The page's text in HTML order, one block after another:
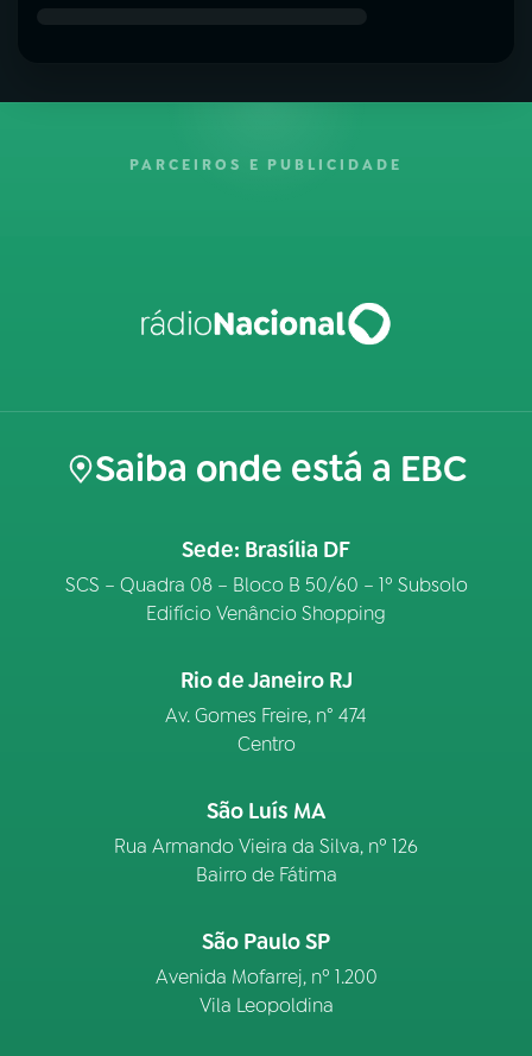
PARCEIROS E PUBLICIDADE
Saiba onde está a EBC
Sede: Brasília DF
SCS – Quadra 08 – Bloco B 50/60 – 1º Subsolo
Edifício Venâncio Shopping
Rio de Janeiro RJ
Av. Gomes Freire, n° 474
Centro
São Luís MA
Rua Armando Vieira da Silva, nº 126
Bairro de Fátima
São Paulo SP
Avenida Mofarrej, nº 1.200
Vila Leopoldina